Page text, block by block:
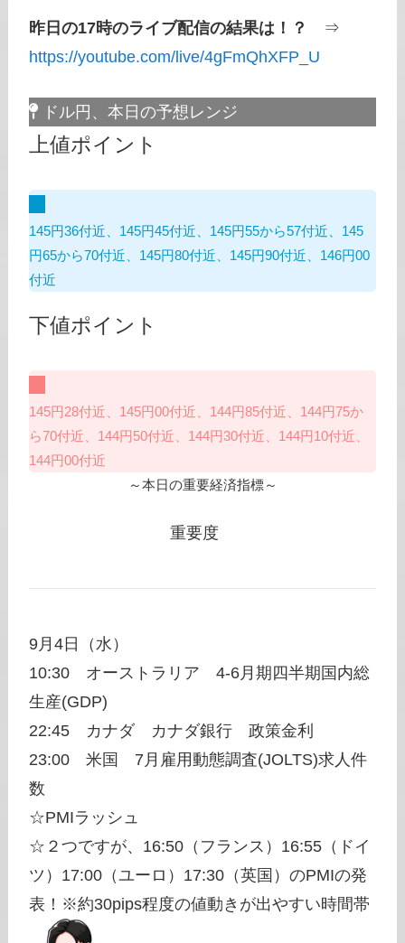
昨日の17時のライブ配信の結果は！？
⇒
https://youtube.com/live/4gFmQhXFP_U
ドル円、本日の予想レンジ
上値ポイント
145円36付近、145円45付近、145円55から57付近、145
円65から70付近、145円80付近、145円90付近、146円00
付近
下値ポイント
145円28付近、145円00付近、144円85付近、144円75か
ら70付近、144円50付近、144円30付近、144円10付近、
144円00付近
～本日の重要経済指標～
重要度
9月4日（水）
10:30 オーストラリア 4-6月期四半期国内総
生産(GDP)
22:45 カナダ カナダ銀行 政策金利
23:00 米国 7月雇用動態調査(JOLTS)求人件
数
☆PMIラッシュ
☆２つですが、16:50（フランス）16:55（ドイ
ツ）17:00（ユーロ）17:30（英国）のPMIの発
表！※約30pips程度の値動きが出やすい時間帯